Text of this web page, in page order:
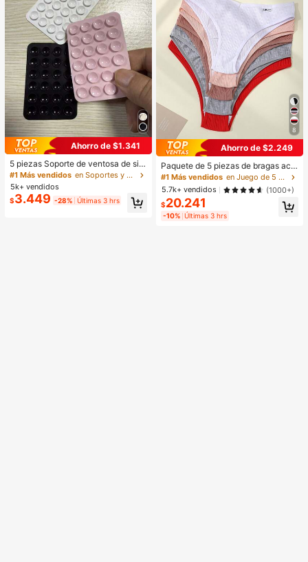
Ahorro de $1.341
5 piezas Soporte de ventosa de sili
cona para teléfono, Soporte de ven
tosa para teléfono, Soporte adhesiv
o para teléfono, Soporte adhesivo p
ara teléfono (Antes de usar, limpie c
uidadosamente la superficie para a
#1 Más vendidos
en Soportes y accesorios
5k+ vendidos
$3.449 -28% Últimas 3 hrs
8
Ahorro de $2.249
Paquete de 5 piezas de bragas aca
naladas para mujer, de alta elasticid
ad, unicolor con diseño de letras, ci
ntura baja, para uso diario
#1 Más vendidos
en Juego de 5 piezas Calzoncillos de mujer
5.7k+ vendidos
(1000+)
$20.241
-10% Últimas 3 hrs